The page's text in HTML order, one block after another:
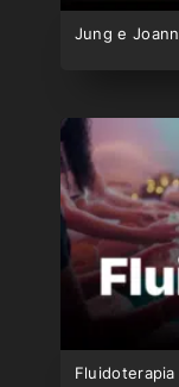
Jung e
Fluidoterapia